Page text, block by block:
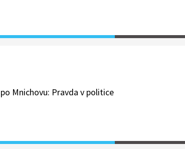
Mnichovu: Pravda v politice